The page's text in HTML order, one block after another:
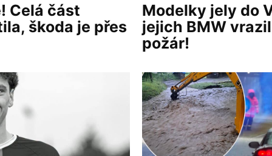
Celá část
škoda je přes
Modelky jely do
jejich BMW
požár!